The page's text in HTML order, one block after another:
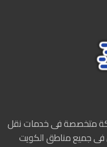
متخصصة فى خدمات نقل
فى جميع مناطق الكويت